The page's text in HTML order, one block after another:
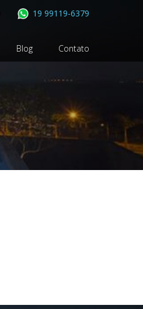
Blog Contato
19 99119-6379